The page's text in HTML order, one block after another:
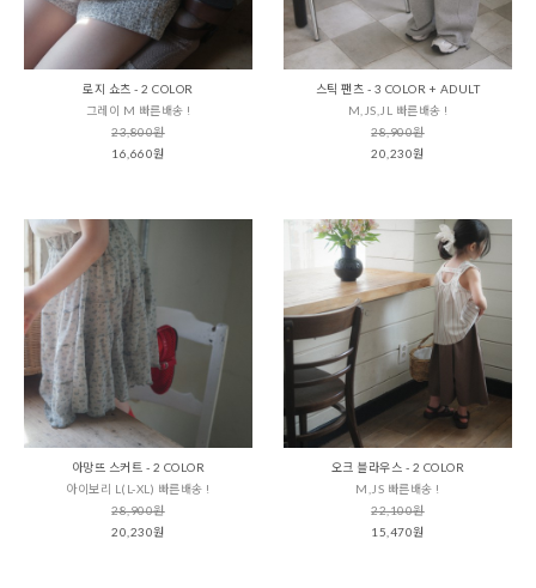
로지 쇼츠 - 2 COLOR
그레이 M 빠른배송 !
23,800원
16,660원
스틱 팬츠 - 3 COLOR + ADULT
M,JS,JL 빠른배송 !
28,900원
20,230원
아망뜨 스커트 - 2 COLOR
아이보리 L(L-XL) 빠른배송 !
28,900원
20,230원
오크 블라우스 - 2 COLOR
M,JS 빠른배송 !
22,100원
15,470원